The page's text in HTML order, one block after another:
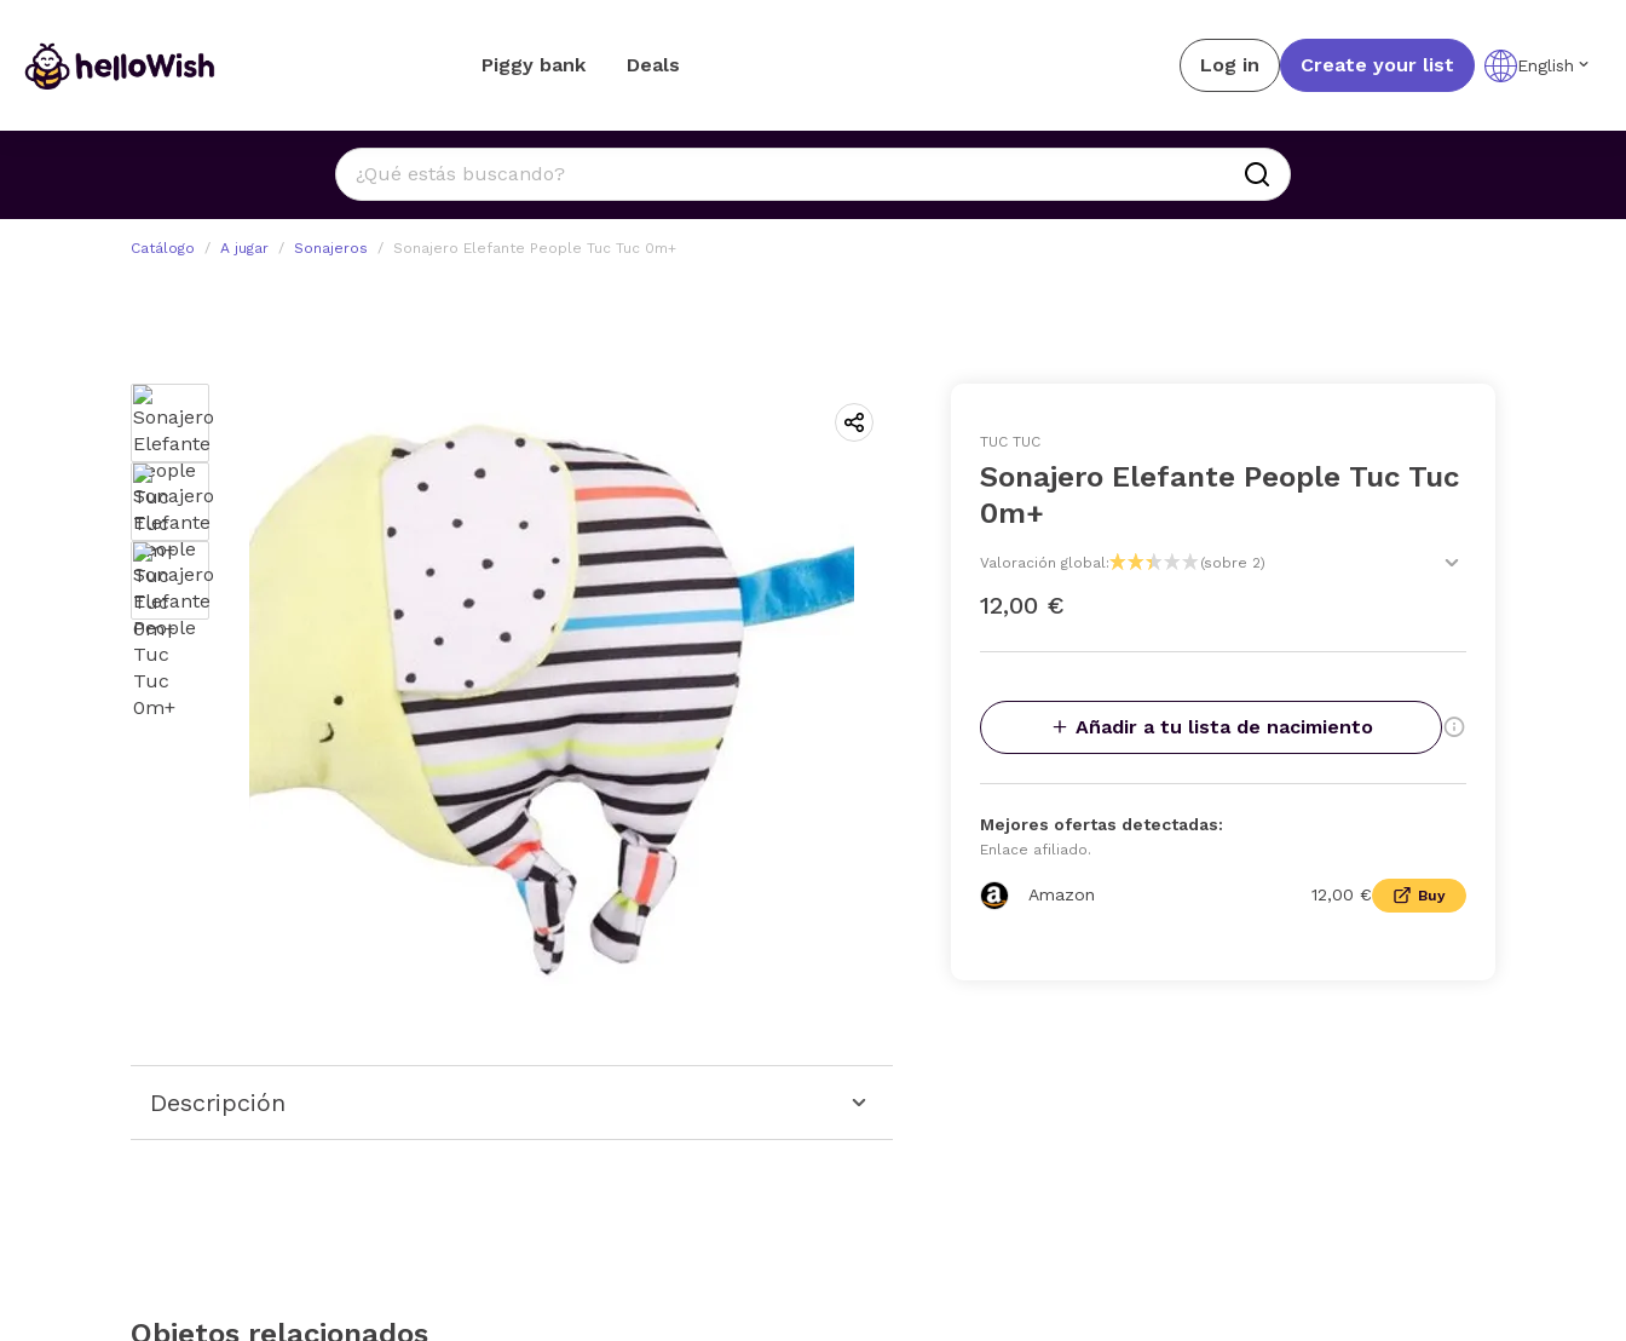
Piggy bank Deals Log in Create your list English
Catálogo A jugar Sonajeros Sonajero Elefante People Tuc Tuc 0m+
Descripción
TUC TUC
Sonajero Elefante People Tuc Tuc
0m+
Valoración global: (sobre 2)
12,00 €
Añadir a tu lista de nacimiento
Mejores ofertas detectadas:
Enlace afiliado.
Amazon 12,00 € Buy
Objetos relacionados